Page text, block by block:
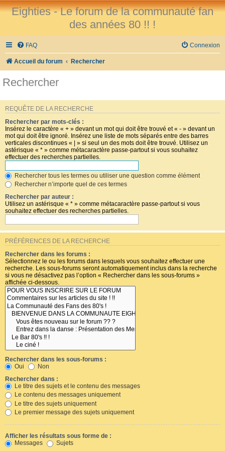
Eighties - Le forum de la communauté fan
des années 80 !! !
FAQ Connexion
Accueil du forum Rechercher
Rechercher
REQUÊTE DE LA RECHERCHE
Rechercher par mots-clés :
Insérez le caractère « + » devant un mot qui doit être trouvé et « - » devant un
mot qui doit être ignoré. Insérez une liste de mots séparés entre des barres
verticales discontinues « | » si seul un des mots doit être trouvé. Utilisez un
astérisque « * » comme métacaractère passe-partout si vous souhaitez
effectuer des recherches partielles.
Rechercher tous les termes ou utiliser une question comme élément
Rechercher n’importe quel de ces termes
Rechercher par auteur :
Utilisez un astérisque « * » comme métacaractère passe-partout si vous
souhaitez effectuer des recherches partielles.
PRÉFÉRENCES DE LA RECHERCHE
Rechercher dans les forums :
Sélectionnez le ou les forums dans lesquels vous souhaitez effectuer une
recherche. Les sous-forums seront automatiquement inclus dans la recherche
si vous ne désactivez pas l’option « Rechercher dans les sous-forums »
affichée ci-dessous.
Rechercher dans les sous-forums :
Oui
Non
Rechercher dans :
Le titre des sujets et le contenu des messages
Le contenu des messages uniquement
Le titre des sujets uniquement
Le premier message des sujets uniquement
Afficher les résultats sous forme de :
Messages
Sujets